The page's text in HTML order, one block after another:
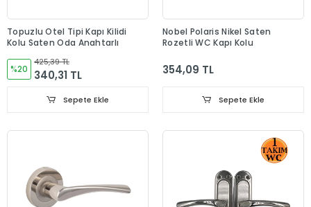
Topuzlu Otel Tipi Kapı Kilidi
Kolu Saten Oda Anahtarlı
%20
425,39 TL
340,31 TL
Sepete Ekle
Nobel Polaris Nikel Saten
Rozetli WC Kapı Kolu
354,09 TL
Sepete Ekle